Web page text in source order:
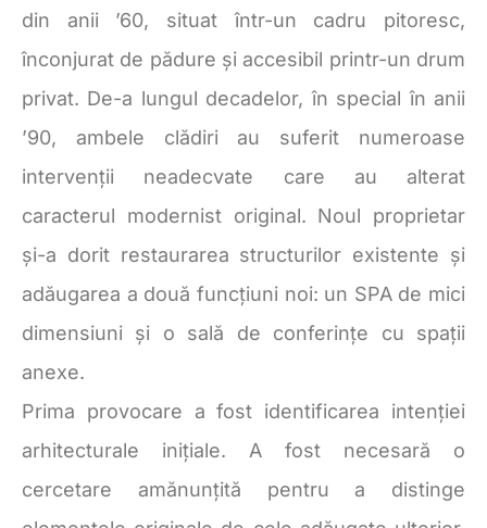
din anii ’60, situat într-un cadru pitoresc,
înconjurat de pădure și accesibil printr-un drum
privat. De-a lungul decadelor, în special în anii
’90, ambele clădiri au suferit numeroase
intervenții neadecvate care au alterat
caracterul modernist original. Noul proprietar
și-a dorit restaurarea structurilor existente și
adăugarea a două funcțiuni noi: un SPA de mici
dimensiuni și o sală de conferințe cu spații
anexe.
Prima provocare a fost identificarea intenției
arhitecturale inițiale. A fost necesară o
cercetare amănunțită pentru a distinge